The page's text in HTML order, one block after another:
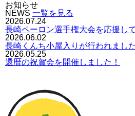
お知らせ
NEWS 一覧を見る
2026.07.24
長崎ペーロン選手権大会を応援し
2026.06.02
長崎くんち小屋入りが行われました
2026.05.25
還暦の祝賀会を開催しました！